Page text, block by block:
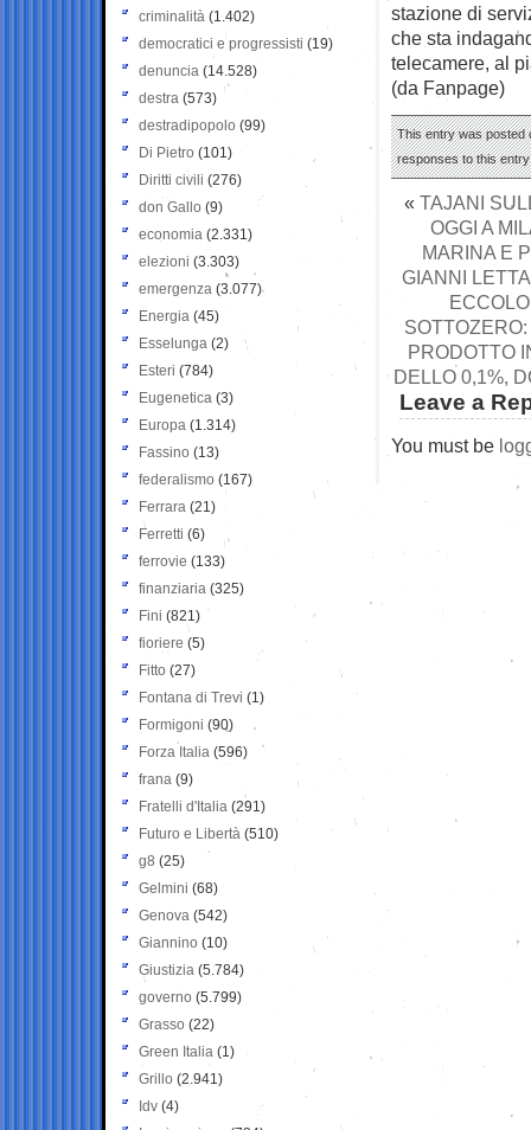
stazione di
che sta
telecamere, al
(da Fanpage)
This entry was posted
responses to this
« TAJANI
OGGI A
MARINA E
GIANNI
PRODOTTO
DELLO 0,1%,
Leave a
You must be
criminalità (1.402)
democratici e progressisti (19)
denuncia (14.528)
destra (573)
destradipopolo (99)
Di Pietro (101)
Diritti civili (276)
don Gallo (9)
economia (2.331)
elezioni (3.303)
emergenza (3.077)
Energia (45)
Esselunga (2)
Esteri (784)
Eugenetica (3)
Europa (1.314)
Fassino (13)
federalismo (167)
Ferrara (21)
Ferretti (6)
ferrovie (133)
finanziaria (325)
Fini (821)
fioriere (5)
Fitto (27)
Fontana di Trevi (1)
Formigoni (90)
Forza Italia (596)
frana (9)
Fratelli d'Italia (291)
Futuro e Libertà (510)
g8 (25)
Gelmini (68)
Genova (542)
Giannino (10)
Giustizia (5.784)
governo (5.799)
Grasso (22)
Green Italia (1)
Grillo (2.941)
Idv (4)